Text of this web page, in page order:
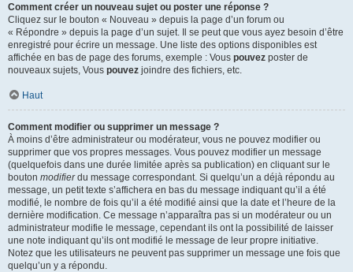
Comment créer un nouveau sujet ou poster une réponse ?
Cliquez sur le bouton « Nouveau » depuis la page d’un forum ou
« Répondre » depuis la page d’un sujet. Il se peut que vous ayez besoin d’être
enregistré pour écrire un message. Une liste des options disponibles est
affichée en bas de page des forums, exemple : Vous pouvez poster de
nouveaux sujets, Vous pouvez joindre des fichiers, etc.
Haut
Comment modifier ou supprimer un message ?
À moins d’être administrateur ou modérateur, vous ne pouvez modifier ou
supprimer que vos propres messages. Vous pouvez modifier un message
(quelquefois dans une durée limitée après sa publication) en cliquant sur le
bouton modifierdu message correspondant. Si quelqu’un a déjà répondu au
message, un petit texte s’affichera en bas du message indiquant qu’il a été
modifié, le nombre de fois qu’il a été modifié ainsi que la date et l’heure de la
dernière modification. Ce message n’apparaîtra pas si un modérateur ou un
administrateur modifie le message, cependant ils ont la possibilité de laisser
une note indiquant qu’ils ont modifié le message de leur propre initiative.
Notez que les utilisateurs ne peuvent pas supprimer un message une fois que
quelqu’un y a répondu.